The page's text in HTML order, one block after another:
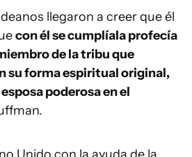
llegaron a creer que él
con él se cumplíalaprofecía
delatribu que
su forma espiritual original,
poderosa en el
Unido con la ayuda de la